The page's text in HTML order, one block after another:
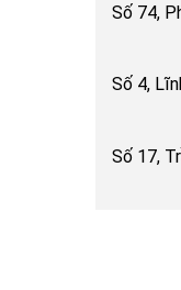
Số 74,
Số 4,
Số 17,